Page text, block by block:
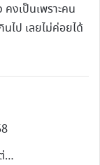
งเป็นเพราะคน
ไป เลยไม่ค่อยได้
…